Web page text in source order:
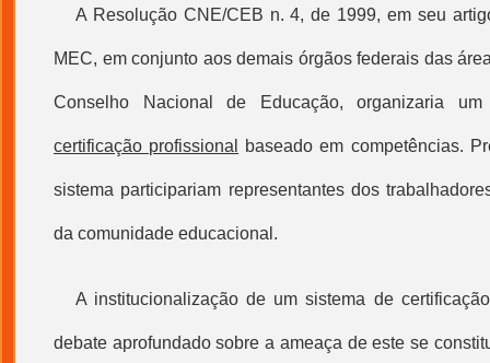
A Resolução CNE/CEB n. 4, de 1999, em seu
MEC, em conjunto aos demais órgãos federais das
Conselho Nacional de Educação, organizaria
certificação profissional baseado em competências.
sistema participariam representantes dos
da comunidade educacional.
A institucionalização de um sistema de
debate aprofundado sobre a ameaça de este se